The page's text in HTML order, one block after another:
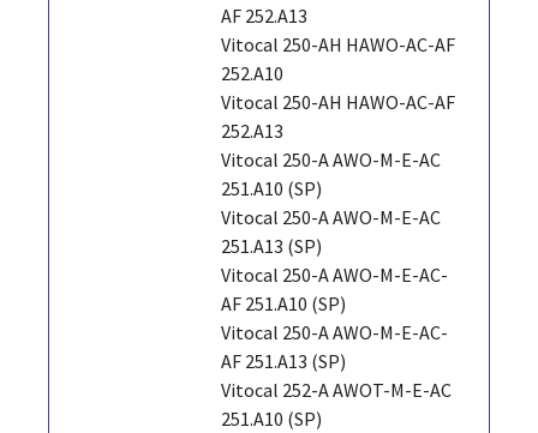
AF 252.A13
Vitocal 250-AH HAWO-AC-AF
252.A10
Vitocal 250-AH HAWO-AC-AF
252.A13
Vitocal 250-A AWO-M-E-AC
251.A10 (SP)
Vitocal 250-A AWO-M-E-AC
251.A13 (SP)
Vitocal 250-A AWO-M-E-AC-
AF 251.A10 (SP)
Vitocal 250-A AWO-M-E-AC-
AF 251.A13 (SP)
Vitocal 252-A AWOT-M-E-AC
251.A10 (SP)